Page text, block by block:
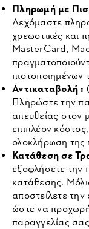
Πληρωμή με
Δεχόμαστε
χρεωστικές και
MasterCard,
Αντικαταβολή :
Πληρώστε την
απευθείας στον
επιπλέον
ολοκλήρωση της
Κατάθεση σε
εξοφλήσετε την
κατάθεσης.
αποστείλετε
ώστε να
παραγγελίας